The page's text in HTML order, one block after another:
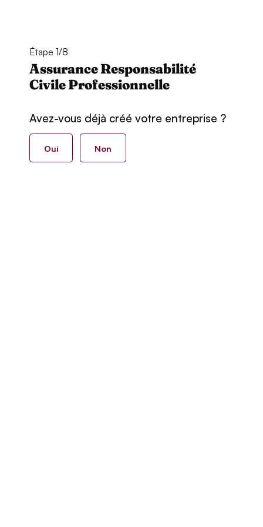
Étape 1/8
Assurance Responsabilité
Civile Professionnelle
Avez-vous déjà créé votre entreprise ?
Oui Non